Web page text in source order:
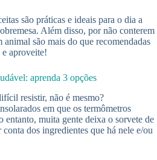
são práticas e ideais para o dia a
Além disso, por não conterem
são mais do que recomendadas
aproveite!
aprenda 3 opções
resistir, não é mesmo?
em que os termômetros
entanto, muita gente deixa o sorvete de
dos ingredientes que há nele e/ou